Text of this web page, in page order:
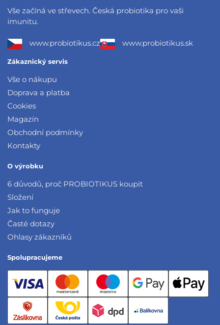
Vše začíná ve střevech. Česká probiotika pro vaši
imunitu.
www.probiotikus.cz www.probiotikus.sk
Zákaznický servis
Vše o nákupu
Doprava a platba
Cookies
Magazín
Obchodní podmínky
Kontakty
O výrobku
6 důvodů, proč PROBIOTIKUS koupit
Složení
Jak to funguje
Časté dotazy
Ohlasy zákazníků
Spolupracujeme